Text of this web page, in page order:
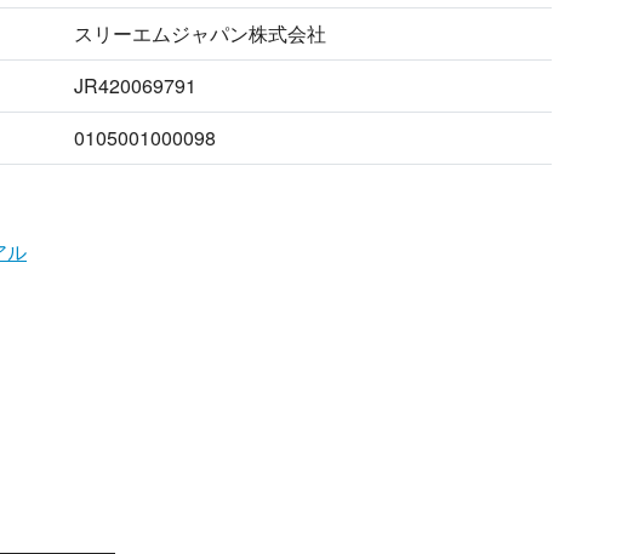
スリーエムジャパン株式会社
JR420069791
0105001000098
ル